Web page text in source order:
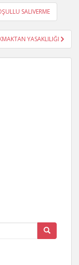
SALIVERME
YASAKLILIĞI